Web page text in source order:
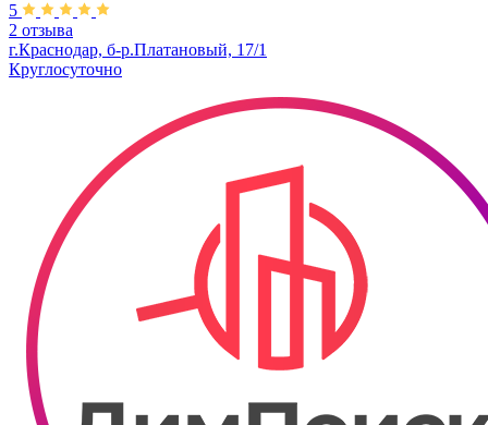
5
2 отзыва
г.Краснодар, б-р.​Платановый, 17/1
Круглосуточно